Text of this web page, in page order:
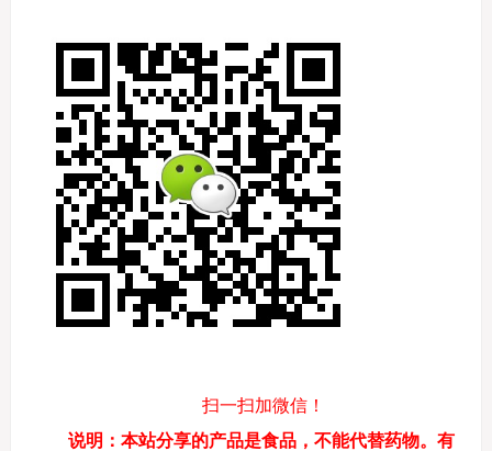
扫一扫加微信！
说明 ：本站分享的产品是食品，不能代替药物。有